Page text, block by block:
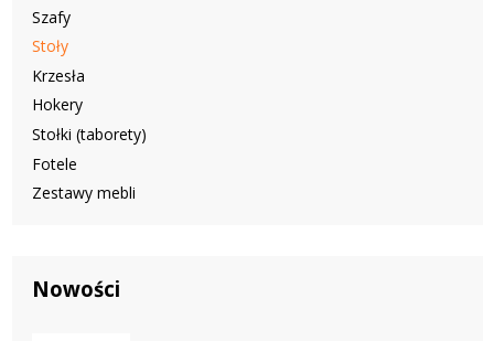
Szafy
Stoły
Krzesła
Hokery
Stołki (taborety)
Fotele
Zestawy mebli
Nowości